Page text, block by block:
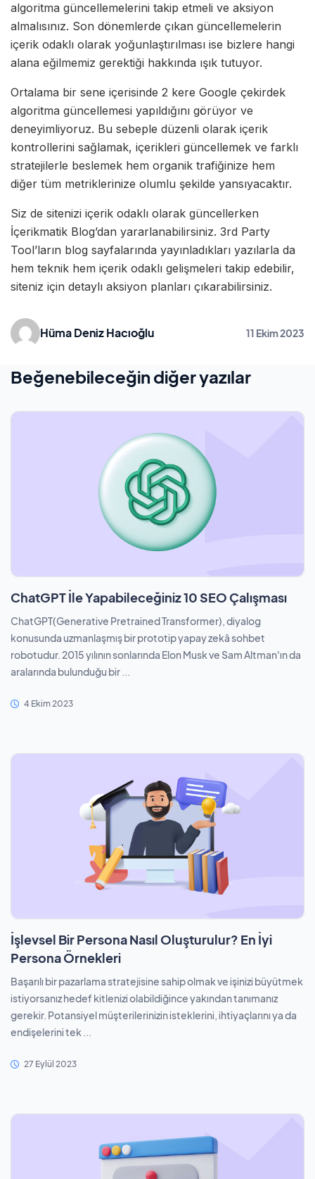
algoritma güncellemelerini takip etmeli ve aksiyon
almalısınız. Son dönemlerde çıkan güncellemelerin
içerik odaklı olarak yoğunlaştırılması ise bizlere hangi
alana eğilmemiz gerektiği hakkında ışık tutuyor.
Ortalama bir sene içerisinde 2 kere Google çekirdek
algoritma güncellemesi yapıldığını görüyor ve
deneyimliyoruz. Bu sebeple düzenli olarak içerik
kontrollerini sağlamak, içerikleri güncellemek ve farklı
stratejilerle beslemek hem organik trafiğinize hem
diğer tüm metriklerinize olumlu şekilde yansıyacaktır.
Siz de sitenizi içerik odaklı olarak güncellerken
İçerikmatik Blog’dan yararlanabilirsiniz. 3rd Party
Tool’ların blog sayfalarında yayınladıkları yazılarla da
hem teknik hem içerik odaklı gelişmeleri takip edebilir,
siteniz için detaylı aksiyon planları çıkarabilirsiniz.
Hüma Deniz Hacıoğlu 11 Ekim 2023
Beğenebileceğin diğer yazılar
ChatGPT İle Yapabileceğiniz 10 SEO Çalışması
ChatGPT(Generative Pretrained Transformer), diyalog
konusunda uzmanlaşmış bir prototip yapay zekâ sohbet
robotudur. 2015 yılının sonlarında Elon Musk ve Sam Altman'ın da
aralarında bulunduğu bir ...
4 Ekim 2023
İşlevsel Bir Persona Nasıl Oluşturulur? En İyi
Persona Örnekleri
Başarılı bir pazarlama stratejisine sahip olmak ve işinizi büyütmek
istiyorsanız hedef kitlenizi olabildiğince yakından tanımanız
gerekir. Potansiyel müşterilerinizin isteklerini, ihtiyaçlarını ya da
endişelerini tek ...
27 Eylül 2023